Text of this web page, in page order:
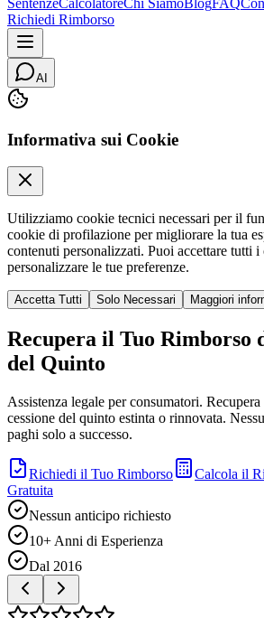
SentenzeCalcolatoreChi SiamoBlogFAQ
Richiedi Rimborso
AI
Informativa sui Cookie
Utilizziamo cookie tecnici necessari per il
cookie di profilazione per migliorare la tua
contenuti personalizzati. Puoi accettare tutti
personalizzare le tue preferenze.
Accetta Tutti Solo Necessari Maggiori
Recupera il Tuo Rimborso
del Quinto
Assistenza legale per consumatori.
cessione del quinto estinta o rinnovata.
paghi solo a successo.
Richiedi il Tuo Rimborso Calcola il
Gratuita
Nessun anticipo richiesto
10+ Anni di Esperienza
Dal 2016